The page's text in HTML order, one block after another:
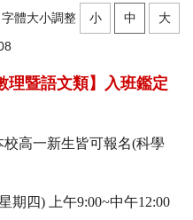
字體大小調整 小 中
大
理暨語文類】入班鑑定
校高一新生皆可報名(科學
期四) 上午9:00~中午12:00